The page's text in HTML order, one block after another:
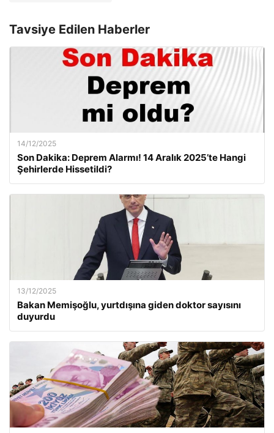
Tavsiye Edilen Haberler
14/12/2025
Son Dakika: Deprem Alarmı! 14 Aralık 2025’te Hangi
Şehirlerde Hissetildi?
13/12/2025
Bakan Memişoğlu, yurtdışına giden doktor sayısını
duyurdu